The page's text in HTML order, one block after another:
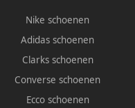
Nike schoenen
Adidas schoenen
Clarks schoenen
Converse schoenen
Ecco schoenen